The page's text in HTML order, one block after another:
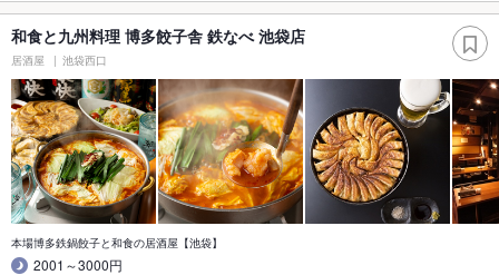
和食と九州料理 博多餃子舎 鉄なべ 池袋店
居酒屋 池袋西口
本場博多鉄鍋餃子と和食の居酒屋【池袋】
2001～3000円